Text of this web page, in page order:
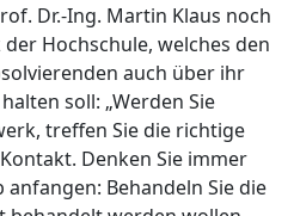
Dr.-Ing. Martin Klaus noch
Hochschule, welches den
auch über ihr
soll: „Werden Sie
treffen Sie die richtige
Denken Sie immer
anfangen: Behandeln Sie die